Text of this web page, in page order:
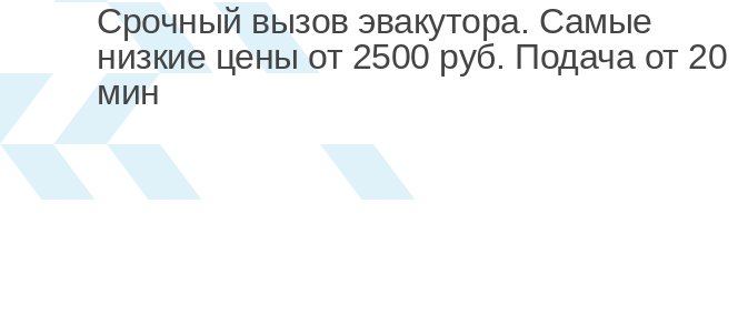
Срочный вызов эвакутора. Самые
низкие цены от 2500 руб. Подача от 20
мин